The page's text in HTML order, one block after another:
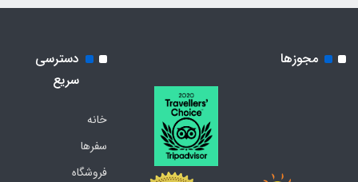
مجوزها
دسترسی
سریع
خانه
سفرها
فروشگاه